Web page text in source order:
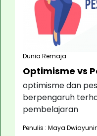
Dunia Remaja
Optimisme vs
optimisme dan
berpengaruh
pembelajaran
Penulis : Maya